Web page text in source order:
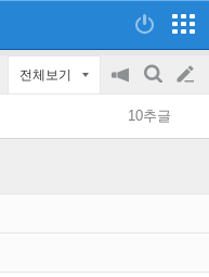
전체보기
공
지
on/off
검
색
글
쓰
10추글